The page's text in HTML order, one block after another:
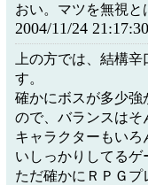
おい。マツを無視と
2004/11/24 21:17:30
上の方では、結構
す。
確かにボスが多少
ので、バランスはそ
キャラクターもい
いしっかりしてるゲ
ただ確かにＲＰＧ